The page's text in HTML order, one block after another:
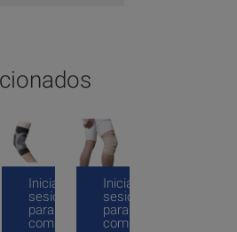
Inicia
sesión
para
comprar
Inicia
sesión
para
comprar